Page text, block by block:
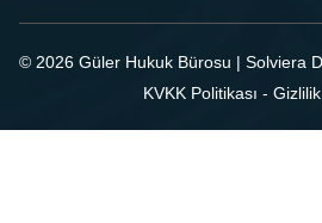
© 2026 Güler Hukuk Bürosu | Solviera
KVKK Politikası -